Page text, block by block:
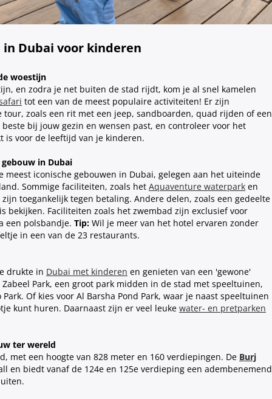
Dubai voor kinderen
woestijn
en zodra je net buiten de stad rijdt, kom je al snel kamelen
tot een van de meest populaire activiteiten! Er zijn
tour, zoals een rit met een jeep, sandboarden, quad rijden of een
bij jouw gezin en wensen past, en controleer voor het
is voor de leeftijd van je kinderen.
in Dubai
meest iconische gebouwen in Dubai, gelegen aan het uiteinde
Sommige faciliteiten, zoals het Aquaventure waterpark en
zijn toegankelijk tegen betaling. Andere delen, zoals een gedeelte
bekijken. Faciliteiten zoals het zwembad zijn exclusief voor
een polsbandje. Tip: Wil je meer van het hotel ervaren zonder
in een van de 23 restaurants.
drukte in Dubai met kinderen en genieten van een 'gewone'
Park, een groot park midden in de stad met speeltuinen,
Of kies voor Al Barsha Pond Park, waar je naast speeltuinen
kunt huren. Daarnaast zijn er veel leuke water- en pretparken
ter wereld
met een hoogte van 828 meter en 160 verdiepingen. De Burj
en biedt vanaf de 124e en 125e verdieping een adembenemend